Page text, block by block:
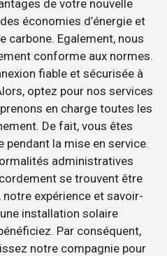
de votre nouvelle
économies d’énergie et
carbone. Egalement, nous
conforme aux normes.
fiable et sécurisée à
optez pour nos services
en charge toutes les
De fait, vous êtes
pendant la mise en service.
administratives
se trouvent être
expérience et savoir-
installation solaire
Par conséquent,
notre compagnie pour